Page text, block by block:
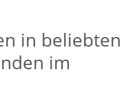
in beliebten
im